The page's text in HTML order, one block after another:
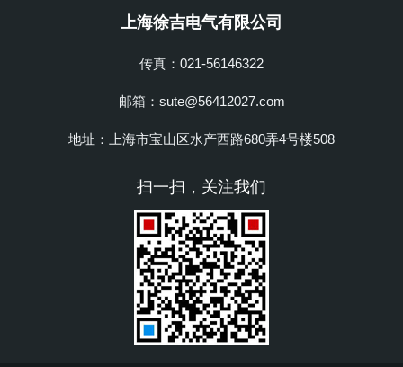
上海徐吉电气有限公司
传真：021-56146322
邮箱：sute@56412027.com
地址：上海市宝山区水产西路680弄4号楼508
扫一扫，关注我们